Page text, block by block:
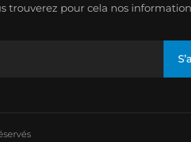
trouverez pour cela nos